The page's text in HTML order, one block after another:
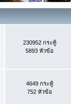
230952 กระทู้
5893 หัวข้อ
4649 กระทู้
752 หัวข้อ